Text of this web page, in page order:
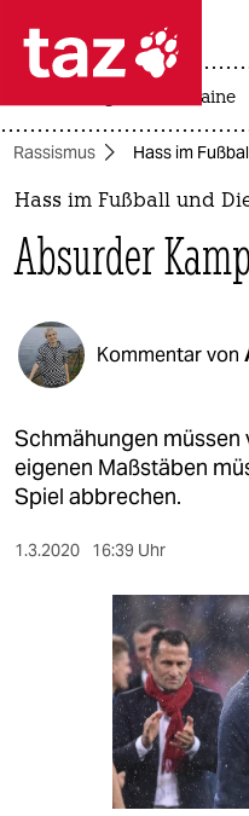
 taz
taz
politik
öko
gesellschaft
kultur
sport
berlin
wahrheit
veranstaltungen
krieg in der ukraine
Rassismus Hass im
Hass im Fußball und
Absurder
Kommentar von
Schmähungen
eigenen Maßstäben
Spiel abbrechen.
1.3.2020 16:39 Uhr